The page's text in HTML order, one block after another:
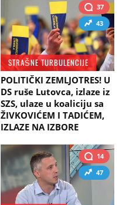
37
43
STRAŠNE TURBULENCIJE
POLITIČKI ZEMLJOTRES! U
DS ruše Lutovca, izlaze iz
SZS, ulaze u koaliciju sa
ŽIVKOVIĆEM I TADIĆEM,
IZLAZE NA IZBORE
14
47